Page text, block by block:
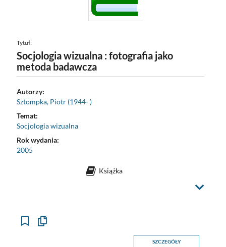
Tytuł:
Socjologia wizualna : fotografia jako
metoda badawcza
Autorzy:
Sztompka, Piotr (1944- )
Temat:
Socjologia wizualna
Rok wydania:
2005
Książka
Z
m
Kopiuj
SZCZEGÓŁY